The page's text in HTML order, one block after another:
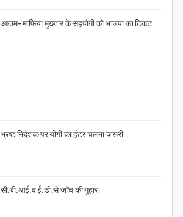
आजम- माफिया मुख्तार के सहयोगी को भाजपा का टिकट
भ्रष्ट निदेशक पर योगी का हंटर चलना जरूरी
सी.बी.आई.व ई.डी.से जाॅच की गुहार